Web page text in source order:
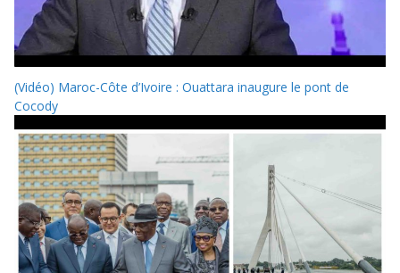
(Vidéo) Maroc-Côte d’Ivoire : Ouattara inaugure le pont de
Cocody